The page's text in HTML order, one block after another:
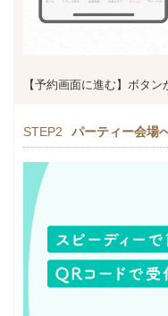
【予約画面に進む】ボタン
STEP2 パーティー会場